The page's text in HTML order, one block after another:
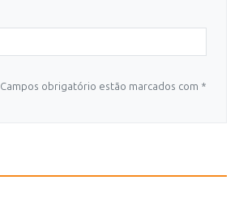
Campos obrigatório estão marcados com *